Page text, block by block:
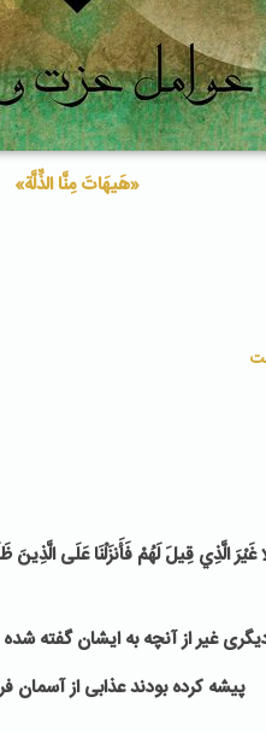
«هَیهَاتَ مِنَّا الذِّلَّة»
الَّذِي قِيلَ لَهُمْ فَأَنزَلْنَا عَلَى الَّذِينَ
از آنچه به ايشان گفته شده
پيشه كرده بودند عذابى از آسمان